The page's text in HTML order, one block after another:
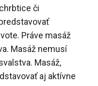
či
Práve masáž
Masáž nemusí
Masáž,
aj aktívne